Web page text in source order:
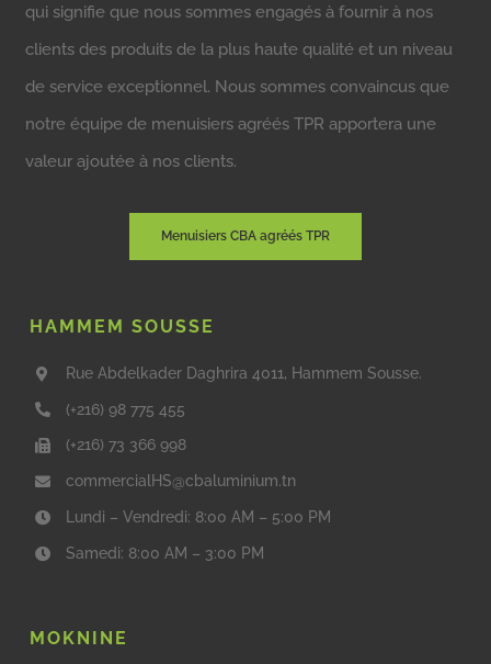
qui signifie que nous sommes engagés à fournir à nos
clients des produits de la plus haute qualité et un niveau
de service exceptionnel. Nous sommes convaincus que
notre équipe de menuisiers agréés TPR apportera une
valeur ajoutée à nos clients.
Menuisiers CBA agréés TPR
HAMMEM SOUSSE
Rue Abdelkader Daghrira 4011, Hammem Sousse.
(+216) 98 775 455
(+216) 73 366 998
commercialHS@cbaluminium.tn
Lundi – Vendredi: 8:00 AM – 5:00 PM
Samedi: 8:00 AM – 3:00 PM
MOKNINE